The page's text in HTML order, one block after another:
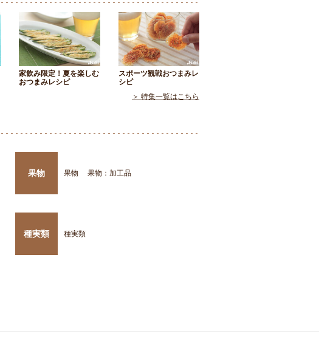
家飲み限定！夏を楽しむ
おつまみレシピ
スポーツ観戦おつまみレ
シピ
＞ 特集一覧はこちら
果物 果物 果物：加工品
種実類 種実類